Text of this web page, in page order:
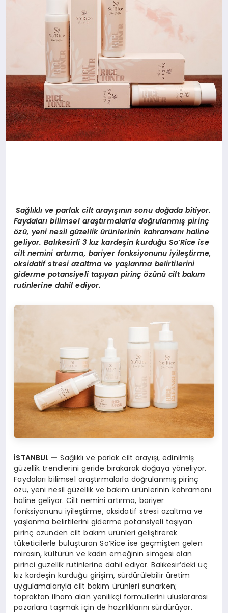
Sağlıklı ve parlak cilt arayışının sonu doğada bitiyor.
Faydaları bilimsel araştırmalarla doğrulanmış pirinç
özü, yeni nesil güzellik ürünlerinin kahramanı haline
geliyor. Balıkesirli 3 kız kardeşin kurduğuSo’Rice ise
cilt nemini artırma, bariyer fonksiyonunu iyileştirme,
oksidatif stresi azaltma ve yaşlanma belirtilerini
giderme potansiyeli taşıyan pirinç özünü cilt bakım
rutinlerine dahil ediyor.
İSTANBUL — Sağlıklı ve parlak cilt arayışı, edinilmiş
güzellik trendlerini geride bırakarak doğaya yöneliyor.
Faydaları bilimsel araştırmalarla doğrulanmış pirinç
özü, yeni nesil güzellik ve bakım ürünlerinin kahramanı
haline geliyor. Cilt nemini artırma, bariyer
fonksiyonunu iyileştirme, oksidatif stresi azaltma ve
yaşlanma belirtilerini giderme potansiyeli taşıyan
pirinç özünden cilt bakım ürünleri geliştirerek
tüketicilerle buluşturan So’Rice ise geçmişten gelen
mirasın, kültürün ve kadın emeğinin simgesi olan
pirinci güzellik rutinlerine dahil ediyor. Balıkesir’deki üç
kız kardeşin kurduğu girişim, sürdürülebilir üretim
uygulamalarıyla cilt bakım ürünleri sunarken;
topraktan ilham alan yenilikçi formüllerini uluslararası
pazarlara taşımak için de hazırlıklarını sürdürüyor.